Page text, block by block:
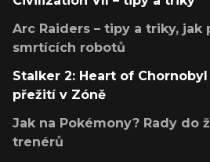
Arc Raiders – tipy a triky, jak
smrtících robotů
Stalker 2: Heart of
přežití v Zóně
Jak na Pokémony? Rady do
trenérů